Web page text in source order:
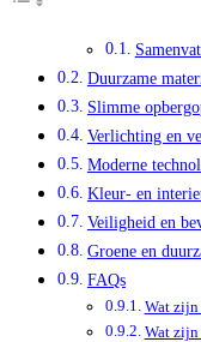
Duurzame
Slimme
Verlichting en
Moderne
Kleur- en
Veiligheid en
Groene en
FAQs
Wat zijn
Wat zijn